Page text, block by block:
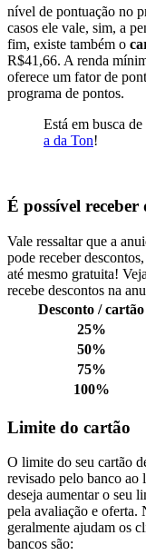
nível de pontuação no
casos ele vale, sim, a
fim, existe também o
R$41,66. A renda
oferece um fator de
programa de pontos.
Está em busca
a da Ton!
É possível
Vale ressaltar que a
pode receber
até mesmo gratuita!
recebe descontos na
Desconto / cartão
25%
50%
75%
100%
Limite do cartão
O limite do seu cartão
revisado pelo banco ao
deseja aumentar o seu
pela avaliação e oferta.
geralmente ajudam os
bancos são: